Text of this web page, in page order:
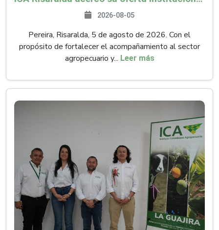
2026-08-05
Pereira, Risaralda, 5 de agosto de 2026. Con el
propósito de fortalecer el acompañamiento al sector
agropecuario y... Leer más